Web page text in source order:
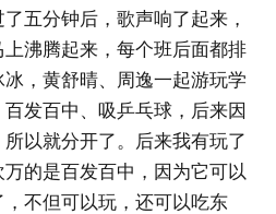
五分钟后，歌声响了起来，
沸腾起来，每个班后面都排
，黄舒晴、周逸一起游玩学
发百中、吸乒乓球，后来因
以就分开了。后来我有玩了
的是百发百中，因为它可以
不但可以玩，还可以吃东